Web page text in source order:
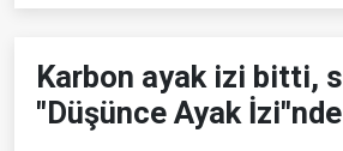
Karbon ayak izi bitti,
"Düşünce Ayak